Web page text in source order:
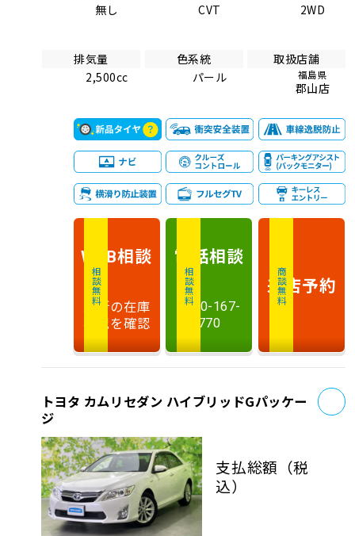
無し
CVT
2WD
排気量
2,500cc
色系統
パール
取扱店舗
福島県
郡山店
相談無料
WEB相談
最新の在庫
状況を確認
相談無料
電話相談
0120-167-
770
商談無料
来店予約
トヨタ カムリセダン ハイブリッドGパッケー
ジ
支払総額 （税
込）